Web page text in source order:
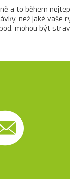
a to během
než jaké vaše
mohou být